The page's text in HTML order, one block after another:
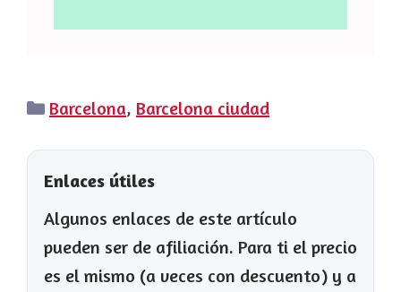
Categorías
Barcelona, Barcelona ciudad
Enlaces útiles
Algunos enlaces de este artículo
pueden ser de afiliación. Para ti el precio
es el mismo (a veces con descuento) y a